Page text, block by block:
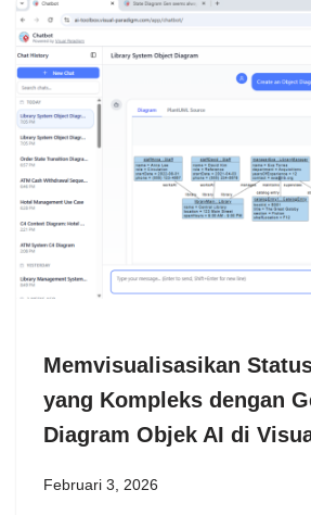
Memvisualisasikan
yang Kompleks dengan
Diagram Objek AI di
Februari 3, 2026